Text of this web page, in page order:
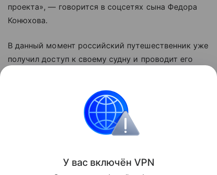
проекта», — говорится в соцсетях сына Федора
Конюхова.
В данный момент российский путешественник уже
получил доступ к своему судну и проводит его
Знаменитости Туризм
Поделиться
У вас включён VPN